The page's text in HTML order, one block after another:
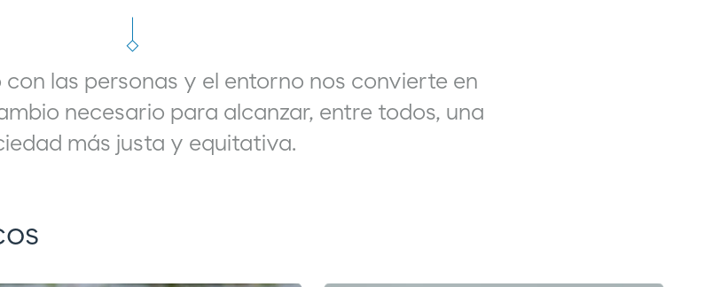
las personas y el entorno nos convierte en
necesario para alcanzar, entre todos, una
más justa y equitativa.